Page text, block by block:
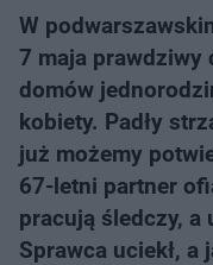
W
7 maja prawdziwy
domów
kobiety. Padły
już możemy
67-letni partner
pracują śledczy, a
Sprawca uciekł,